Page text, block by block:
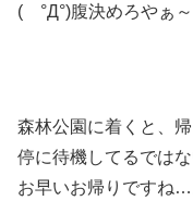
( °Д°)腹決めろやぁ～
森林公園に着くと、
停に待機してるではな
お早いお帰りですね…